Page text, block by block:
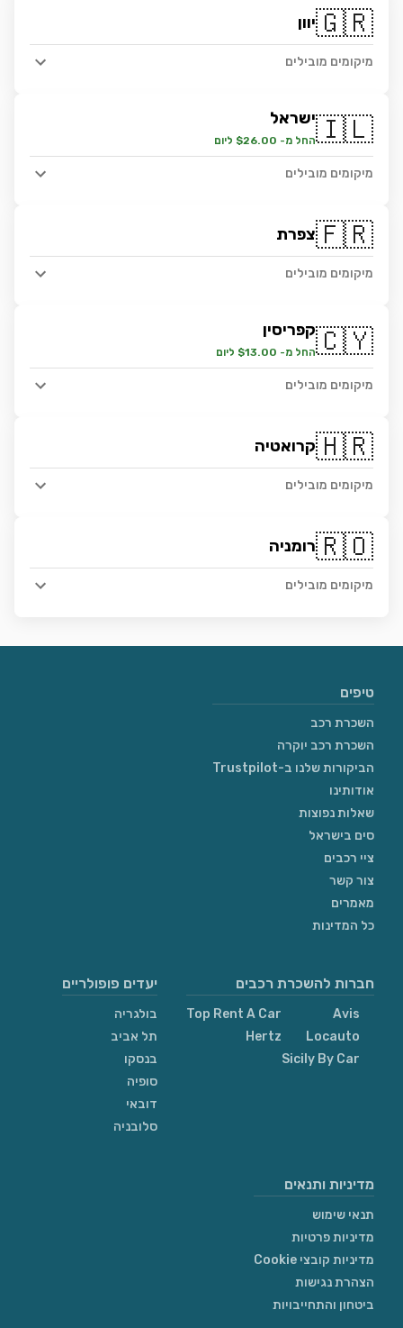
🇬🇷יוון
מיקומים מובילים
🇮🇱ישראל
החל מ- $26.00 ליום
מיקומים מובילים
🇫🇷צפרת
מיקומים מובילים
🇨🇾קפריסין
החל מ- $13.00 ליום
מיקומים מובילים
🇭🇷קרואטיה
מיקומים מובילים
🇷🇴רומניה
מיקומים מובילים
טיפים
השכרת רכב
השכרת רכב יוקרה
הביקורות שלנו ב-Trustpilot
אודותינו
שאלות נפוצות
סים בישראל
ציי רכבים
צור קשר
מאמרים
כל המדינות
חברות להשכרת רכבים
Avis
Locauto
Sicily By Car
Top Rent A Car
Hertz
יעדים פופולריים
בולגריה
תל אביב
בנסקו
סופיה
דובאי
סלובניה
מדיניות ותנאים
תנאי שימוש
מדיניות פרטיות
מדיניות קובצי Cookie
הצהרת נגישות
ביטחון והתחייבויות